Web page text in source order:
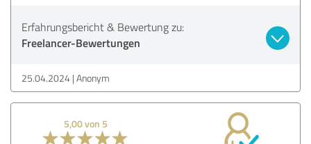
Erfahrungsbericht & Bewertung zu:
Freelancer-Bewertungen
25.04.2024 Anonym
5,00 von 5